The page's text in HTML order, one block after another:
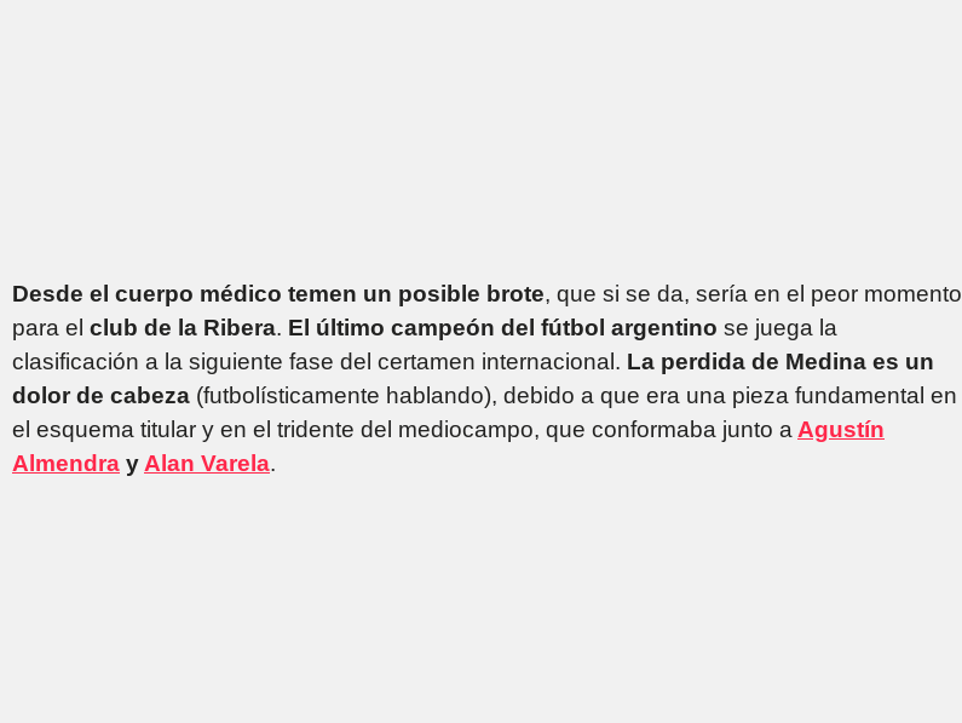
Desde el cuerpo médico temen un posible brote, que si se da, sería en el peor momento
para el club de la Ribera. El último campeón del fútbol argentino se juega la
clasificación a la siguiente fase del certamen internacional. La perdida de Medina es un
dolor de cabeza (futbolísticamente hablando), debido a que era una pieza fundamental en
el esquema titular y en el tridente del mediocampo, que conformaba junto a Agustín
Almendra y Alan Varela.